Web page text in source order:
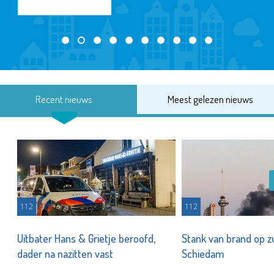
Recent nieuws Meest gelezen nieuws
112
Uitbater Hans & Grietje beroofd,
dader na nazitten vast
112
Stank van brand op
Schiedam